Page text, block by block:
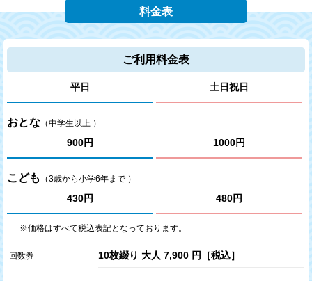
料金表
ご利用料金表
平日 土日祝日
おとな （中学生以上 ）
900円 1000円
こども （3歳から小学6年まで ）
430円 480円
※価格はすべて税込表記となっております。
回数券 10枚綴り 大人 7,900 円［税込］